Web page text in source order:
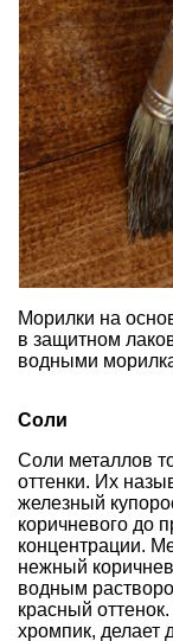
Морилки на
в защитном
водными
Соли
Соли металлов
оттенки. Их
железный
коричневого до
концентрации.
нежный
водным
красный
хромпик, делает